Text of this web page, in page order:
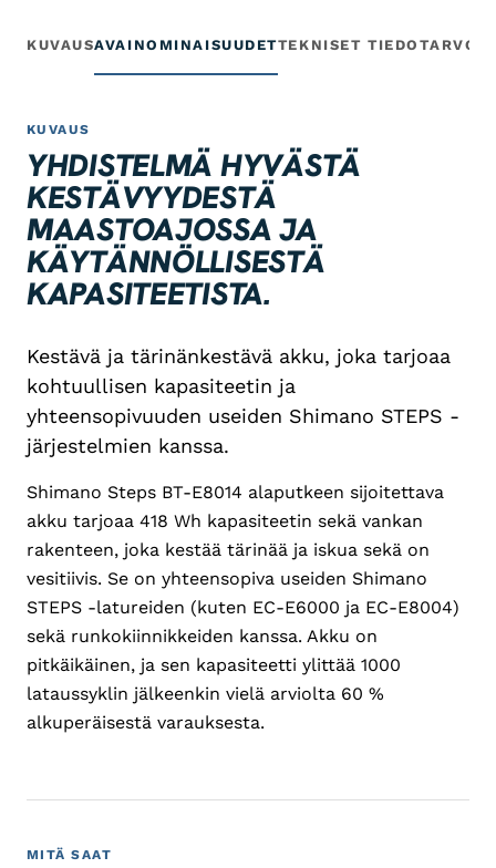
KUVAUSAVAINOMINAISUUDETTEKNISET TIEDOT
KUVAUS
YHDISTELMÄ HYVÄSTÄ
KESTÄVYYDESTÄ
MAASTOAJOSSA JA
KÄYTÄNNÖLLISESTÄ
KAPASITEETISTA.
Kestävä ja tärinänkestävä akku, joka tarjoaa
kohtuullisen kapasiteetin ja
yhteensopivuuden useiden Shimano STEPS -
järjestelmien kanssa.
Shimano Steps BT-E8014 alaputkeen sijoitettava
akku tarjoaa 418 Wh kapasiteetin sekä vankan
rakenteen, joka kestää tärinää ja iskua sekä on
vesitiivis. Se on yhteensopiva useiden Shimano
STEPS -latureiden (kuten EC-E6000 ja EC-E8004)
sekä runkokiinnikkeiden kanssa. Akku on
pitkäikäinen, ja sen kapasiteetti ylittää 1000
lataussyklin jälkeenkin vielä arviolta 60 %
alkuperäisestä varauksesta.
MITÄ SAAT